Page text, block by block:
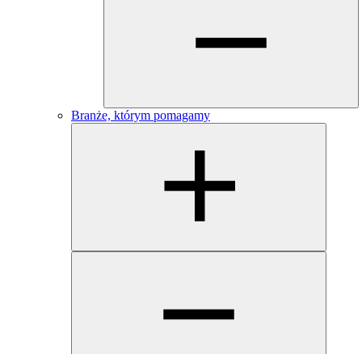
Branże, którym pomagamy